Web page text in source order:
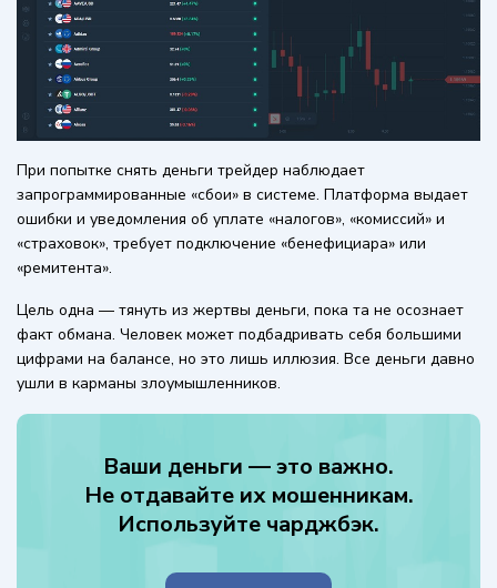
При попытке снять деньги трейдер наблюдает
запрограммированные «сбои» в системе. Платформа выдает
ошибки и уведомления об уплате «налогов», «комиссий» и
«страховок», требует подключение «бенефициара» или
«ремитента».
Цель одна — тянуть из жертвы деньги, пока та не осознает
факт обмана. Человек может подбадривать себя большими
цифрами на балансе, но это лишь иллюзия. Все деньги давно
ушли в карманы злоумышленников.
Ваши деньги — это важно.
Не отдавайте их мошенникам.
Используйте чарджбэк.